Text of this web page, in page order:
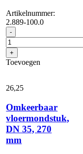
Artikelnummer:
2.889-100.0
- Zuigslang,
T,
DN
35,
lengte
m,
Clip
klikvergrendeling
aantal
+
Toevoegen
26,25
Omkeerbaar
vloermondstuk,
DN 35, 270
mm